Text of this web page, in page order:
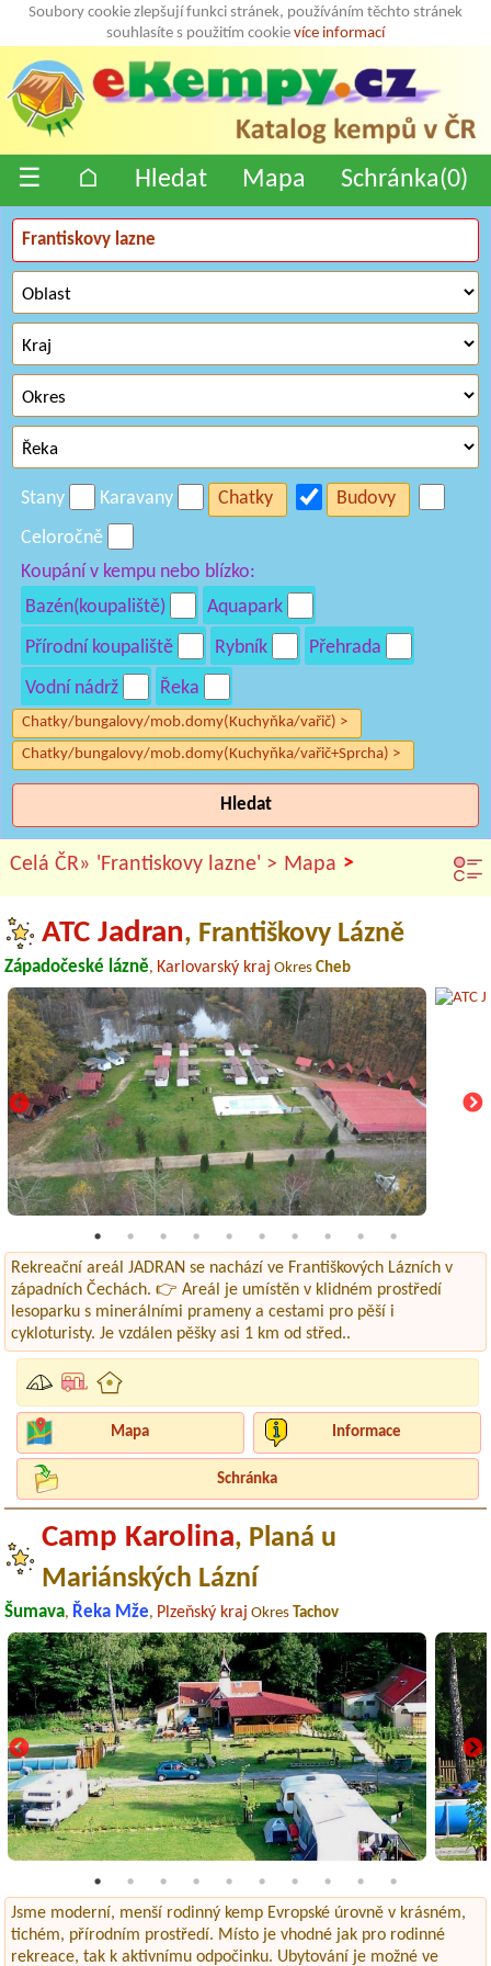
Soubory cookie zlepšují funkci stránek, používáním těchto stránek
souhlasíte s použitím cookie více informací
☰ ⌂ Hledat Mapa Schránka(0)
Stany Karavany Chatky
Budovy
Celoročně
Koupání v kempu nebo blízko:
Bazén(koupaliště)
Aquapark
Přírodní koupaliště
Rybník
Přehrada
Vodní nádrž
Řeka
Chatky/bungalovy/mob.domy(Kuchyňka/vařič) >
Chatky/bungalovy/mob.domy(Kuchyňka/vařič+Sprcha) >
Hledat
Celá ČR» 'Frantiskovy lazne' > Mapa >
ATC Jadran, Františkovy Lázně
Západočeské lázně, Karlovarský kraj OkresCheb
Rekreační areál JADRAN se nachází ve Františkových Lázních v
západních Čechách. 👉 Areál je umístěn v klidném prostředí
lesoparku s minerálními prameny a cestami pro pěší i
cykloturisty. Je vzdálen pěšky asi 1 km od střed..
Mapa Informace
Schránka
Camp Karolina, Planá u
Mariánských Lázní
Šumava, Řeka Mže, Plzeňský kraj OkresTachov
Jsme moderní, menší rodinný kemp Evropské úrovně v krásném,
tichém, přírodním prostředí. Místo je vhodné jak pro rodinné
rekreace, tak k aktivnímu odpočinku. Ubytování je možné ve